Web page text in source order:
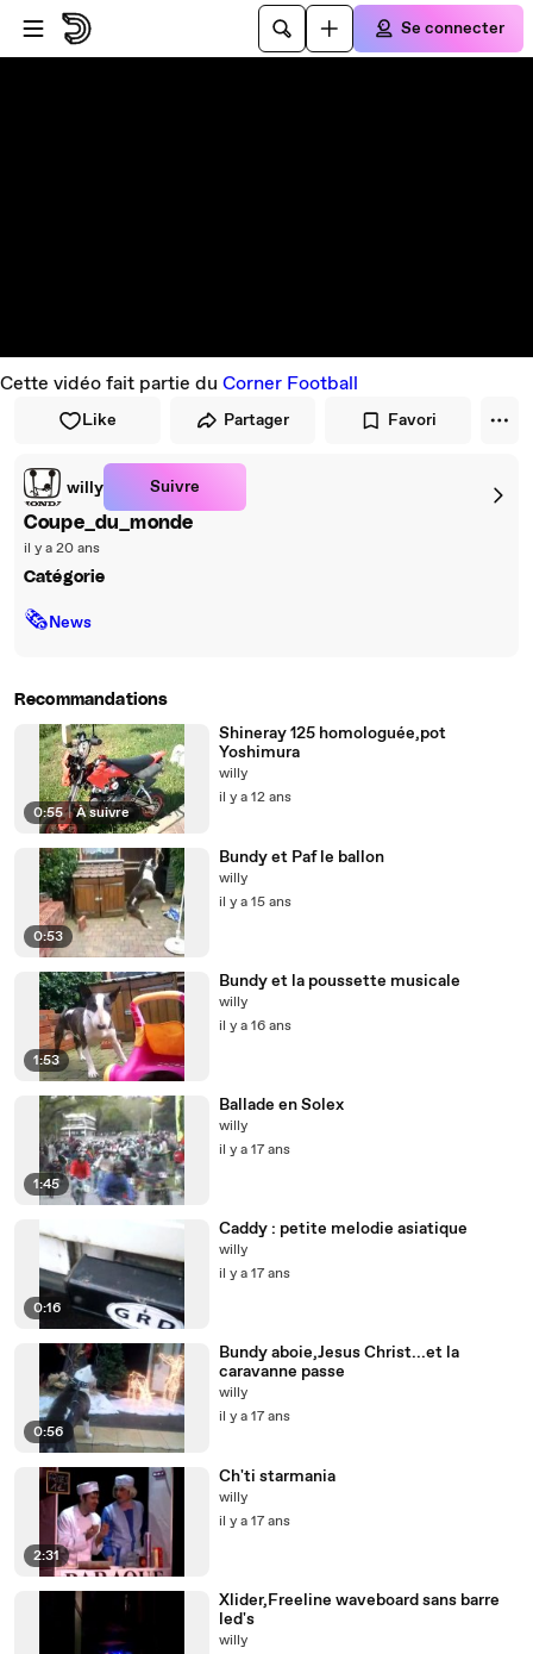
Passer au player
Passer au contenu principal
Se connecter
Cette vidéo fait partie du Corner Football
Like Partager Favori
willy Suivre
Coupe_du_monde
il y a 20 ans
Catégorie
🗞News
Recommandations
0:55 | À suivre
Shineray 125 homologuée,pot
Yoshimura
willy
il y a 12 ans
0:53
Bundy et Paf le ballon
willy
il y a 15 ans
1:53
Bundy et la poussette musicale
willy
il y a 16 ans
1:45
Ballade en Solex
willy
il y a 17 ans
0:16
Caddy : petite melodie asiatique
willy
il y a 17 ans
0:56
Bundy aboie,Jesus Christ...et la
caravanne passe
willy
il y a 17 ans
2:31
Ch'ti starmania
willy
il y a 17 ans
Xlider,Freeline waveboard sans barre
led's
willy